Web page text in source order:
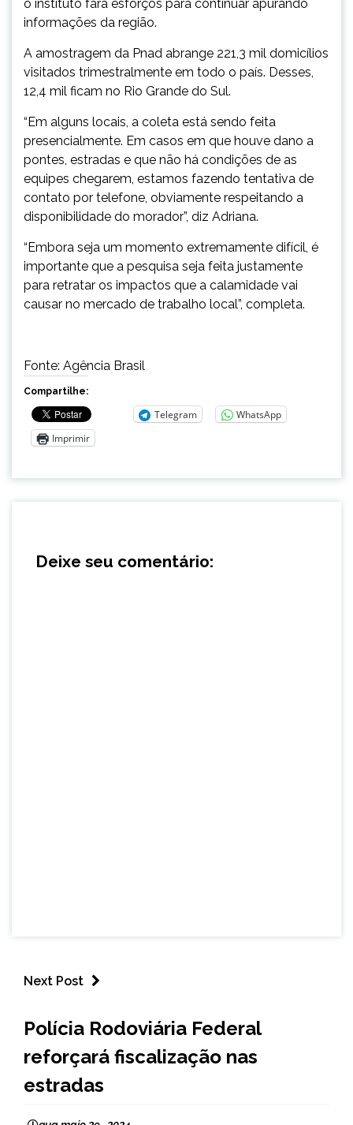
o instituto fará esforços para continuar apurando
informações da região.
A amostragem da Pnad abrange 221,3 mil domicílios
visitados trimestralmente em todo o país. Desses,
12,4 mil ficam no Rio Grande do Sul.
“Em alguns locais, a coleta está sendo feita
presencialmente. Em casos em que houve dano a
pontes, estradas e que não há condições de as
equipes chegarem, estamos fazendo tentativa de
contato por telefone, obviamente respeitando a
disponibilidade do morador”, diz Adriana.
“Embora seja um momento extremamente difícil, é
importante que a pesquisa seja feita justamente
para retratar os impactos que a calamidade vai
causar no mercado de trabalho local”, completa.
Fonte: Agência Brasil
Compartilhe:
Telegram
WhatsApp
Imprimir
Deixe seu comentário:
Next Post
GERAIS
NOTÍCIAS
Polícia Rodoviária Federal
reforçará fiscalização nas
estradas